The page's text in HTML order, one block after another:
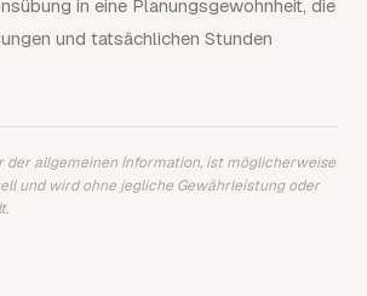
in eine Planungsgewohnheit, die
und tatsächlichen Stunden
der allgemeinen Information, ist möglicherweise
und wird ohne jegliche Gewährleistung oder